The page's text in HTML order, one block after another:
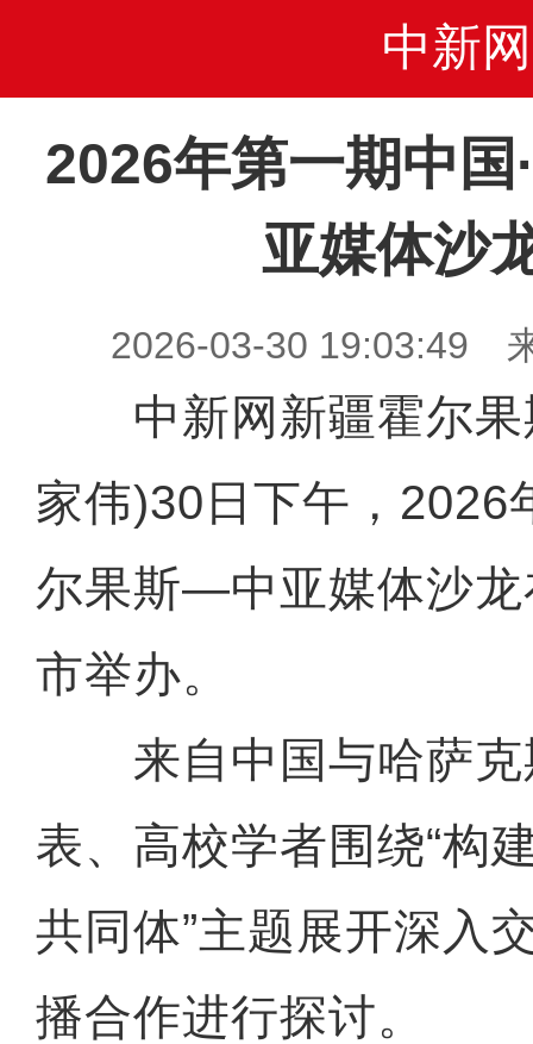
中新网
2026年第一期中
亚媒体沙
2026-03-30 19:03:49
中新网新疆霍尔果
家伟)30日下午，2026
尔果斯—中亚媒体沙
市举办。
来自中国与哈萨克
表、高校学者围绕“构
共同体”主题展开深入
播合作进行探讨。